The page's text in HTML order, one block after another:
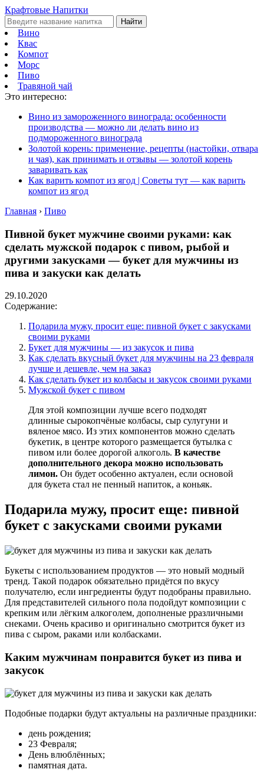
Крафтовые Напитки
Найти
Вино
Квас
Компот
Морс
Пиво
Травяной чай
Это интересно:
Вино из замороженного винограда: особенности
производства — можно ли делать вино из
подмороженного винограда
Золотой корень: применение, рецепты (настойки, отвара
и чая), как принимать и отзывы — золотой корень
заваривать как
Как варить компот из ягод | Советы тут — как варить
компот из ягод
Главная › Пиво
Пивной букет мужчине своими руками: как
сделать мужской подарок с пивом, рыбой и
другими закусками — букет для мужчины из
пива и закуски как делать
29.10.2020
Содержание:
Подарила мужу, просит еще: пивной букет с закусками
своими руками
Букет для мужчины — из закусок и пива
Как сделать вкусный букет для мужчины на 23 февраля
лучше и дешевле, чем на заказ
Как сделать букет из колбасы и закусок своими руками
Мужской букет с пивом
Для этой композиции лучше всего подходят
длинные сырокопчёные колбасы, сыр сулугуни и
вяленое мясо. Из этих компонентов можно сделать
букетик, в центре которого размещается бутылка с
пивом или более дорогой алкоголь. В качестве
дополнительного декора можно использовать
лимон. Он будет особенно актуален, если основой
для букета стал не пенный напиток, а коньяк.
Подарила мужу, просит еще: пивной
букет с закусками своими руками
Букеты с использованием продуктов — это новый модный
тренд. Такой подарок обязательно придётся по вкусу
получателю, если ингредиенты будут подобраны правильно.
Для представителей сильного пола подойдут композиции с
крепким или лёгким алкоголем, дополненые рразличными
снеками. Очень красиво и оригинально смотрится букет из
пива с сыром, раками или колбасками.
Каким мужчинам понравится букет из пива и
закусок
Подобные подарки будут актуальны на различные праздники:
день рождения;
23 Февраля;
День влюблённых;
памятная дата.